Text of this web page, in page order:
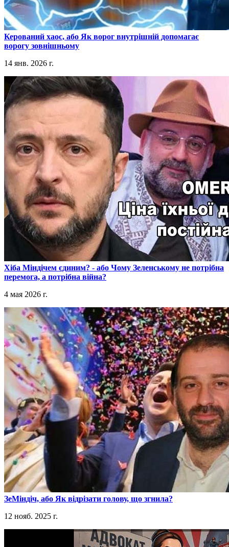
​Керований хаос, або Як ворог внутрішній допомагає
ворогу зовнішньому
14 янв. 2026 г.
​Хіба Міндічем єдиним? - або Чому Зеленському не потрібна
перемога, а потрібна війна?
4 мая 2026 г.
​ЗеМіндіч, або Як відрізати голову, що згнила?
12 нояб. 2025 г.